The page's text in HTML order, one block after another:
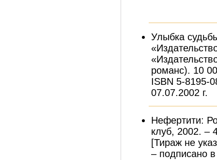
Улыбка
романс). 10
ISBN 5-8195-
07.07.2002 г.
Нефертити:
клуб, 2002. –
[Тираж не
– подписано в